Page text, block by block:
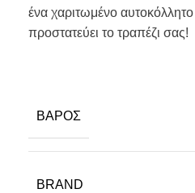
ένα χαριτωμένο
προστατεύει το τραπέζι σας!
ΒΆΡΟΣ
BRAND